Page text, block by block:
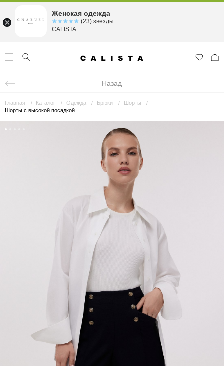
Назад
Главная Каталог Одежда Брюки
Шорты
Шорты с высокой посадкой
Женская одежда
☆☆☆☆☆
★★★★★ (23) звезды
CALISTA